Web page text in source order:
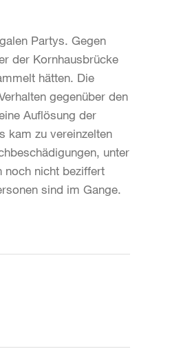
Partys. Gegen
der Kornhausbrücke
hätten. Die
gegenüber den
Auflösung der
kam zu vereinzelten
unter
noch nicht beziffert
sind im Gange.